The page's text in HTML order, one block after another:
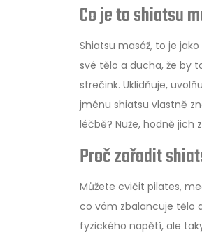
Co je to shiatsu
Shiatsu masáž, to je
své tělo a ducha, že by
strečink. Uklidňuje,
jménu shiatsu vlastně
léčbě? Nuže, hodně jich
Proč zařadit
Můžete cvičit pilates,
co vám zbalancuje tělo
fyzického napětí, ale